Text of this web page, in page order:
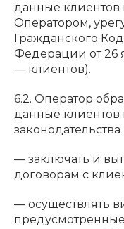
данные клиентов
Оператором,
Гражданского
Федерации от 26
— клиентов).
6.2. Оператор
данные
— заключать и
договорам с
— осуществлять